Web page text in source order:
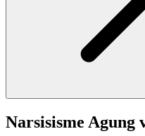
Narsisisme Agung